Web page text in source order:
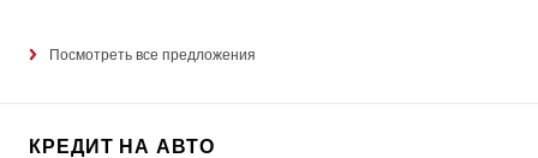
Посмотреть все предложения
КРЕДИТ НА АВТО